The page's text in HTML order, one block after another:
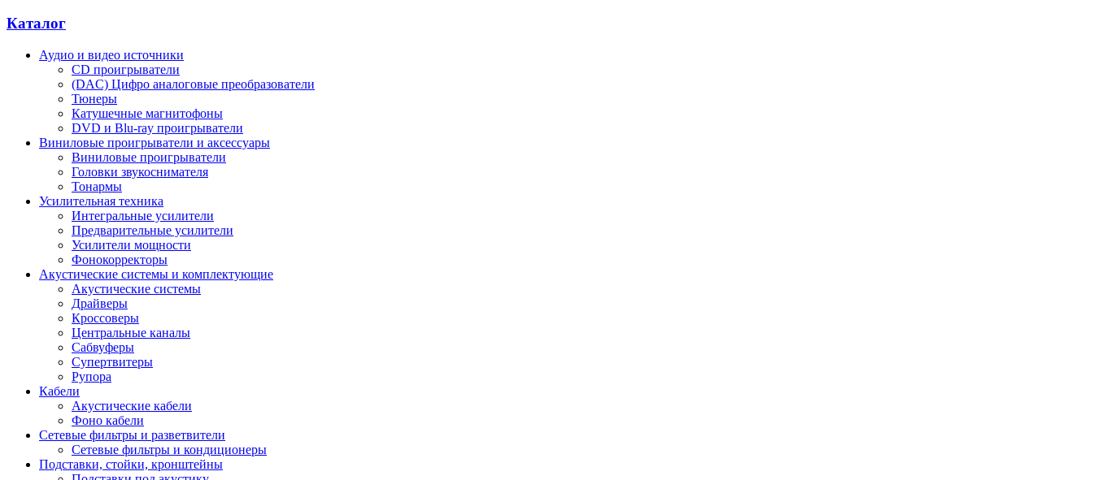
Каталог
Аудио и видео источники
CD проигрыватели
(DAC) Цифро аналоговые преобразователи
Тюнеры
Катушечные магнитофоны
DVD и Blu-ray проигрыватели
Виниловые проигрыватели и аксессуары
Виниловые проигрыватели
Головки звукоснимателя
Тонармы
Усилительная техника
Интегральные усилители
Предварительные усилители
Усилители мощности
Фонокорректоры
Акустические системы и комплектующие
Акустические системы
Драйверы
Кроссоверы
Центральные каналы
Сабвуферы
Супертвитеры
Рупора
Кабели
Акустические кабели
Фоно кабели
Сетевые фильтры и разветвители
Сетевые фильтры и кондиционеры
Подставки, стойки, кронштейны